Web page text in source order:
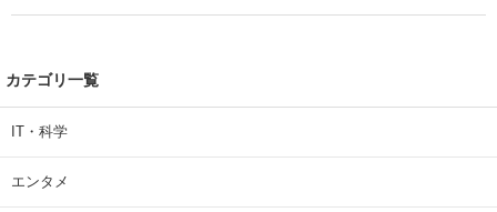
カテゴリ一覧
IT・科学
エンタメ